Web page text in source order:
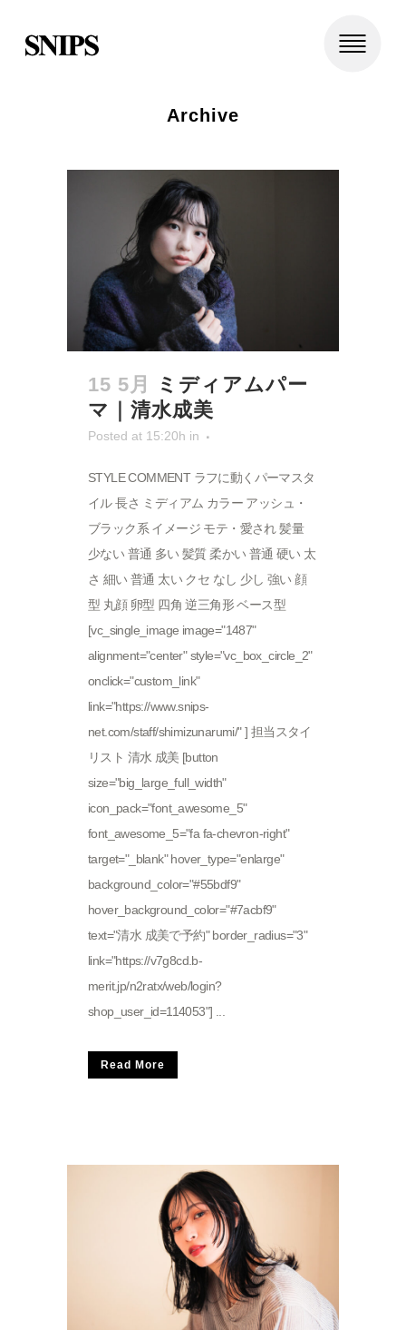
Archive
15 5月
ミディアムパー
マ｜清水成美
Posted at 15:20h in
STYLE COMMENT ラフに動くパーマスタ
イル 長さ ミディアム カラー アッシュ・
ブラック系 イメージ モテ・愛され 髪量
少ない 普通 多い 髪質 柔かい 普通 硬い 太
さ 細い 普通 太い クセ なし 少し 強い 顔
型 丸顔 卵型 四角 逆三角形 ベース型
[vc_single_image image="1487"
alignment="center" style="vc_box_circle_2"
onclick="custom_link"
link="https://www.snips-
net.com/staff/shimizunarumi/" ] 担当スタイ
リスト 清水 成美 [button
size="big_large_full_width"
icon_pack="font_awesome_5"
font_awesome_5="fa fa-chevron-right"
target="_blank" hover_type="enlarge"
background_color="#55bdf9"
hover_background_color="#7acbf9"
text="清水 成美で予約" border_radius="3"
link="https://v7g8cd.b-
merit.jp/n2ratx/web/login?
shop_user_id=114053"] ...
Read More